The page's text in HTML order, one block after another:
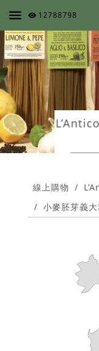
12788798
線上購物 /
/ 小麥胚芽義